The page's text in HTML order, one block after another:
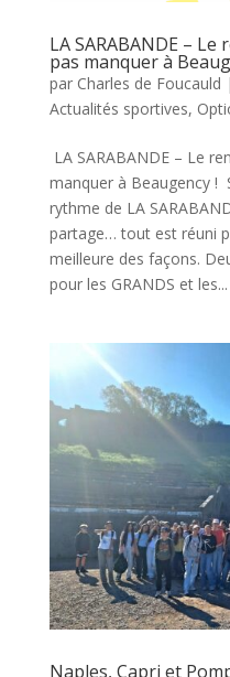
LA SARABANDE –
pas manquer à
par Charles de Foucauld |
Actualités sportives,
LA SARABANDE – Le
manquer à Beaugency !
rythme de LA
partage… tout est réuni
meilleure des façons.
pour les GRANDS et les...
Naples, Capri et